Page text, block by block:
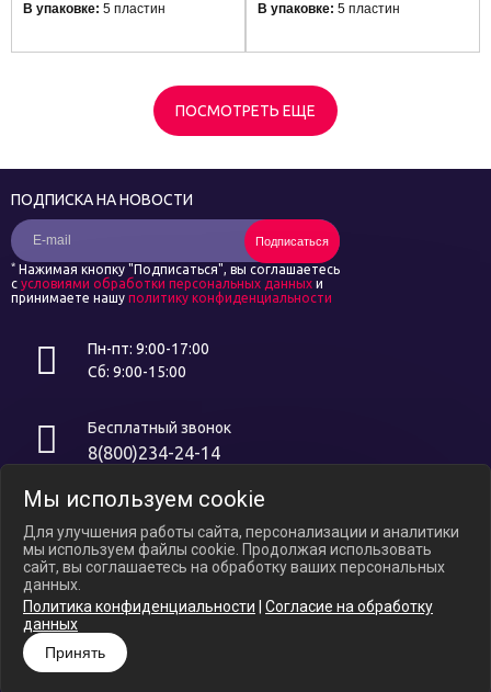
В упаковке: 5 пластин
В упаковке: 5 пластин
ПОСМОТРЕТЬ ЕЩЕ
Пн-пт: 9:00-17:00
Сб: 9:00-15:00
Бесплатный звонок
8(800)234-24-14
Интернет ресурс носит исключительно информационный характер и
437 ГК РФ. В связи с ослаблением курса российского рубля цены на
сайте могут варьироваться, уточняйте актуальные цены у
менеджеров по телефону.
Политика конфиденциальности
Согласие на обработку Персональных Данных
ПОДПИСКА НА НОВОСТИ
Подписаться
* Нажимая кнопку "Подписаться", вы соглашаетесь
с условиями обработки персональных данных и
принимаете нашу политику конфиденциальности
Мы используем cookie
Для улучшения работы сайта, персонализации и аналитики
мы используем файлы cookie. Продолжая использовать
сайт, вы соглашаетесь на обработку ваших персональных
данных.
Политика конфиденциальности
Согласие на обработку
данных
Принять